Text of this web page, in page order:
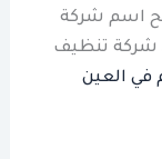
اسم شركة
شركة تنظيف
العين